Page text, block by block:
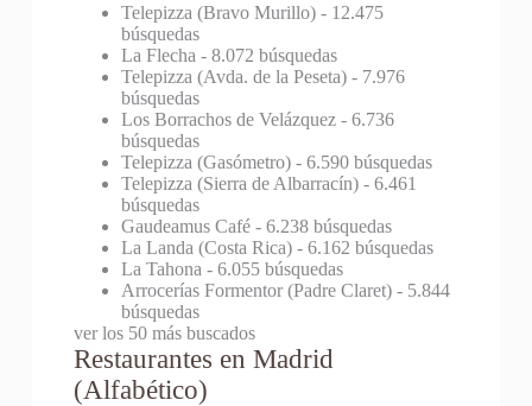
Telepizza (Bravo Murillo)- 12.475
búsquedas
La Flecha - 8.072 búsquedas
Telepizza (Avda. de la Peseta)- 7.976
búsquedas
Los Borrachos de Velázquez- 6.736
búsquedas
Telepizza (Gasómetro)- 6.590 búsquedas
Telepizza (Sierra de Albarracín)- 6.461
búsquedas
Gaudeamus Café- 6.238 búsquedas
La Landa (Costa Rica)- 6.162 búsquedas
La Tahona - 6.055 búsquedas
Arrocerías Formentor (Padre Claret)- 5.844
búsquedas
ver los 50 más buscados
Restaurantes en Madrid
(Alfabético)